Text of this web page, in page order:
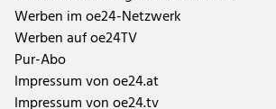
Werben im oe24-Netzwerk
Werben auf oe24TV
Pur-Abo
Impressum von oe24.at
Impressum von oe24.tv